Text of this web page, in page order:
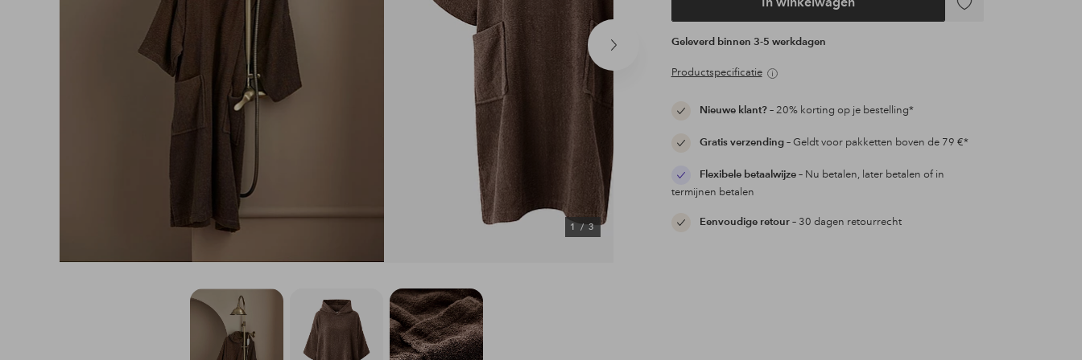
Volgend
product
1/3
Toevoegen
Geleverd binnen 3-5 werkdagen
Productspecificatie
Nieuwe klant?– 20% korting op je bestelling*
Gratis verzending– Geldt voor pakketten boven de 79 €*
Flexibele betaalwijze– Nu betalen, later betalen of in
termijnen betalen
Eenvoudige retour– 30 dagen retourrecht